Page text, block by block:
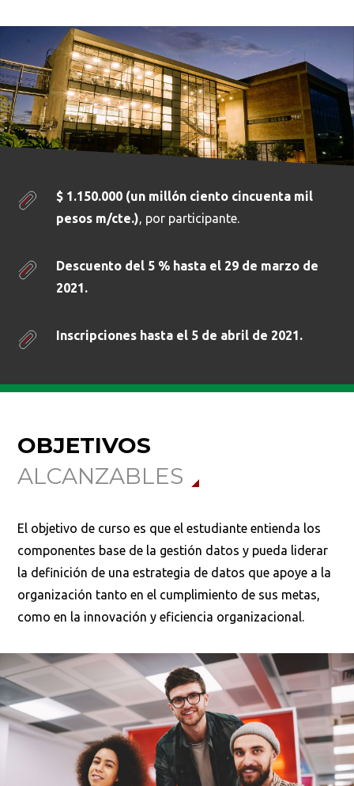
$ 1.150.000 (un millón ciento cincuenta mil
pesos m/cte.) , por participante.
Descuento del 5 % hasta el 29 de marzo de
2021.
Inscripciones hasta el 5 de abril de 2021.
OBJETIVOS
ALCANZABLES
El objetivo de curso es que el estudiante entienda los
componentes base de la gestión datos y pueda liderar
la definición de una estrategia de datos que apoye a la
organización tanto en el cumplimiento de sus metas,
como en la innovación y eficiencia organizacional.
Busca en la escuela
¿Qué buscas?